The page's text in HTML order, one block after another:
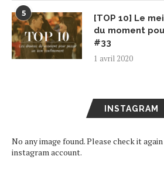
5
[TOP 10] Le
du moment
#33
1 avril 2020
INSTAGRAM
No any image found. Please check it
instagram account.